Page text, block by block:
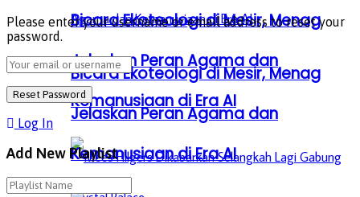
Bicara Ekoteologi di Mesir, Menag
Jelaskan Peran Agama dan
Kemanusiaan di Era AI
Bicara Ekoteologi di Mesir, Menag
Jelaskan Peran Agama dan
Kemanusiaan di Era AI
Please enter your username or email address to reset your
password.
Log In
Add New Playlist